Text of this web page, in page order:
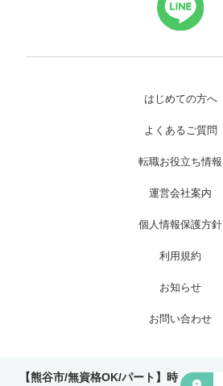
【熊谷市/無資格OK/パート】時
はじめての方へ
よくあるご質問
転職お役立ち情報
運営会社案内
個人情報保護方針
利用規約
お知らせ
お問い合わせ